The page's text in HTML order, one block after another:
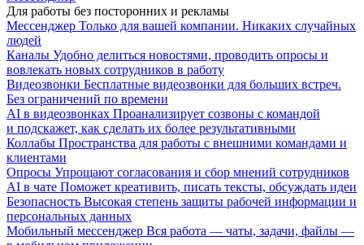
Для работы без посторонних и рекламы
Мессенджер Только для вашей компании. Никаких случайных
людей
Каналы Удобно делиться новостями, проводить опросы и
вовлекать новых сотрудников в работу
Видеозвонки Бесплатные видеозвонки для больших встреч.
Без ограничений по времени
AI в видеозвонках Проанализирует созвоны с командой
и подскажет, как сделать их более результативными
Коллабы Пространства для работы с внешними командами и
клиентами
Опросы Упрощают согласования и сбор мнений сотрудников
AI в чате Поможет креативить, писать тексты, обсуждать идеи
Безопасность Высокая степень защиты рабочей информации и
персональных данных
Мобильный мессенджер Вся работа — чаты, задачи, файлы —